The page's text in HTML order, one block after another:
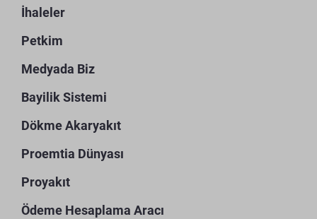
İhaleler
Petkim
Medyada Biz
Bayilik Sistemi
Dökme Akaryakıt
Proemtia Dünyası
Proyakıt
Ödeme Hesaplama Aracı